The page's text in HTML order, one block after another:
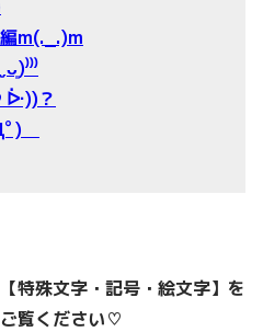
m(._.)m
ᐕ))？
ﾟ)
特殊文字・記号・絵文字】を
覧ください♡